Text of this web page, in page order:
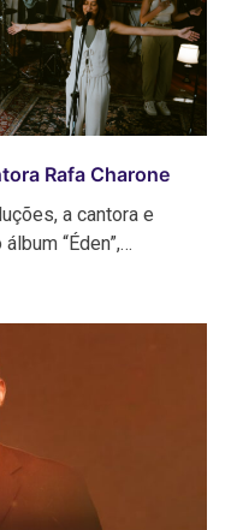
Rafa Charone
a cantora e
“Éden”,…